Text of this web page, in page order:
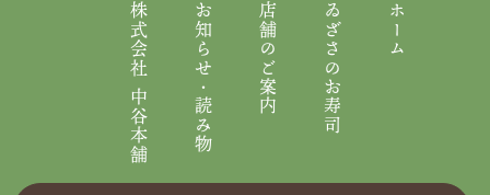
ホーム
ゐざさのお寿司
店舗のご案内
お知らせ・読み物
株式会社 中谷本舗